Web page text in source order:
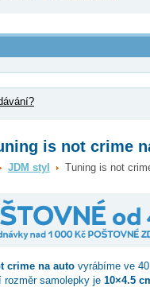
is not crime
JDM styl Tuning is not
crime na auto vyrábíme ve
samolepky je 10×4.5